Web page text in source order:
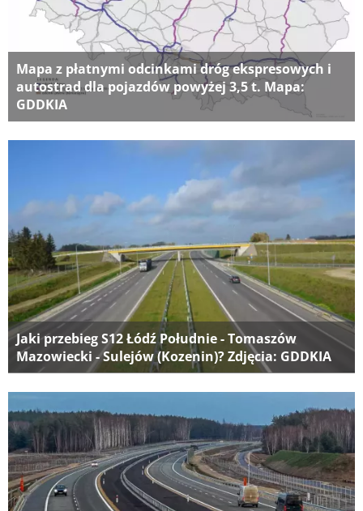
Mapa z płatnymi odcinkami dróg ekspresowych i
autostrad dla pojazdów powyżej 3,5 t. Mapa:
GDDKIA
Jaki przebieg S12 Łódź Południe - Tomaszów
Mazowiecki - Sulejów (Kozenin)? Zdjęcia: GDDKIA